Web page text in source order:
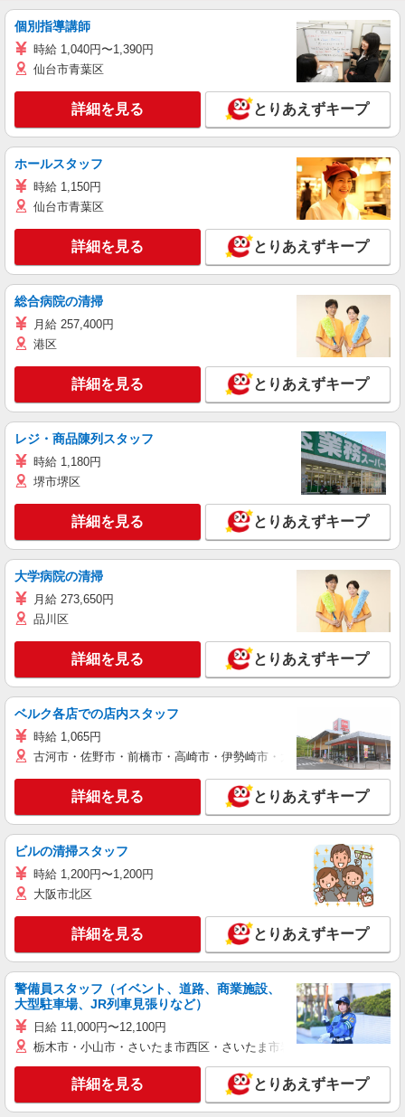
個別指導講師
時給 1,040円〜1,390円
仙台市青葉区
詳細を見る とりあえずキープ
ホールスタッフ
時給 1,150円
仙台市青葉区
詳細を見る とりあえずキープ
総合病院の清掃
月給 257,400円
港区
詳細を見る とりあえずキープ
レジ・商品陳列スタッフ
時給 1,180円
堺市堺区
詳細を見る とりあえずキープ
大学病院の清掃
月給 273,650円
品川区
詳細を見る とりあえずキープ
ベルク各店での店内スタッフ
時給 1,065円
古河市・佐野市・前橋市・高崎市・伊勢崎市・太田市・館林市・藤
詳細を見る とりあえずキープ
ビルの清掃スタッフ
時給 1,200円〜1,200円
大阪市北区
詳細を見る とりあえずキープ
警備員スタッフ（イベント、道路、商業施設、
大型駐車場、JR列車見張りなど）
日給 11,000円〜12,100円
栃木市・小山市・さいたま市西区・さいたま市岩槻区・久喜市・蓮田
詳細を見る とりあえずキープ